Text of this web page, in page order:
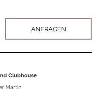
ANFRAGEN
Clubhouse
Martin